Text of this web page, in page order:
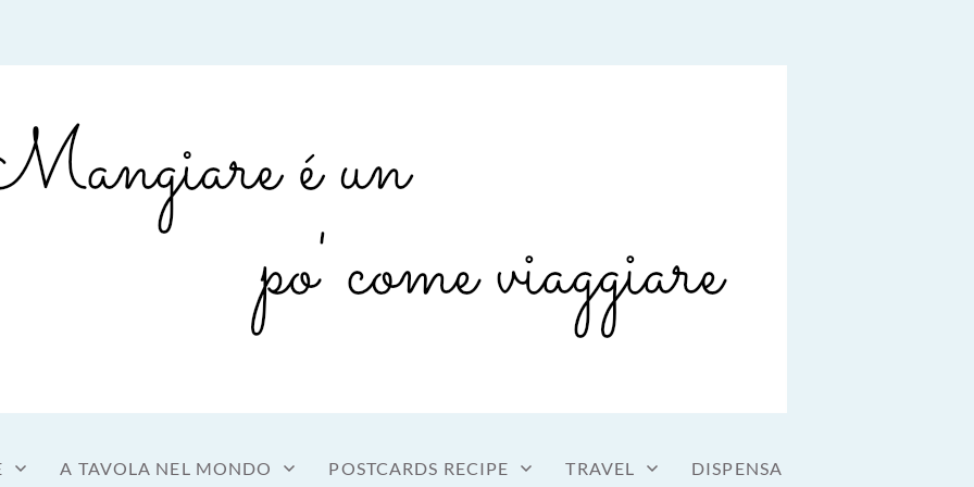
A TAVOLA NEL MONDO POSTCARDS RECIPE TRAVEL DISPENSA